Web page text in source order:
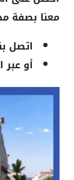
معنا بصفة
اتصل
أو عبر